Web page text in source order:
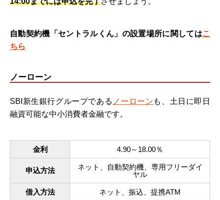
自動契約機「セントラルくん」の設置場所に関してはこ
ちら
ノーローン
SBI新生銀行グループである ノーローン も、土日に即日
融資可能な中小消費者金融です。
金利 4.90～18.00％
申込方法
ネット、自動契約機、専用フリーダイ
ヤル
借入方法 ネット、振込、提携ATM